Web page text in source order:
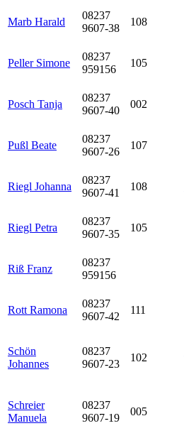
Marb Harald
08237
9607-38
108
Peller Simone
08237
959156
105
Posch Tanja
08237
9607-40
002
Pußl Beate
08237
9607-26
107
Riegl Johanna
08237
9607-41
108
Riegl Petra
08237
9607-35
105
Riß Franz
08237
959156
Rott Ramona
08237
9607-42
111
Schön
Johannes
08237
9607-23
102
Schreier
Manuela
08237
9607-19
005